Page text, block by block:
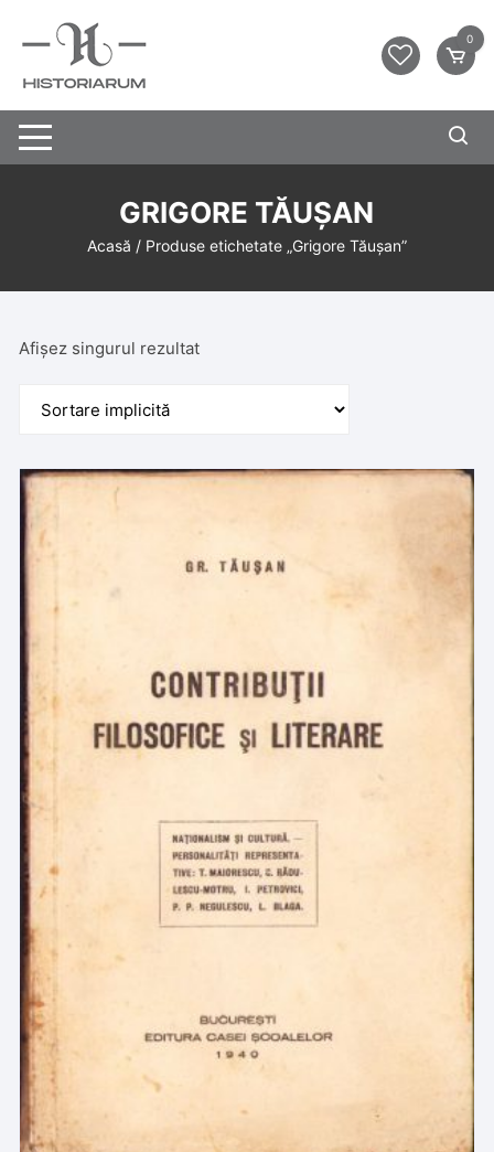
0
GRIGORE TĂUȘAN
Acasă / Produse etichetate „Grigore Tăușan”
Afișez singurul rezultat